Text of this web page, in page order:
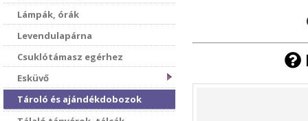
Lámpák, órák
Levendulapárna
Csuklótámasz egérhez
Esküvő
Tároló és ajándékdobozok